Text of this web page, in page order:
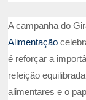
A campanha do
Alimentação
é reforçar a
refeição
alimentares e o